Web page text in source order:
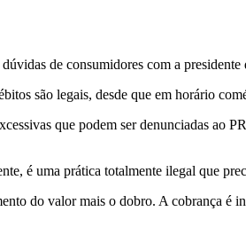
de consumidores com a
são legais, desde que em horário
que podem ser denunciadas ao
é uma prática totalmente ilegal que
do valor mais o dobro. A cobrança é